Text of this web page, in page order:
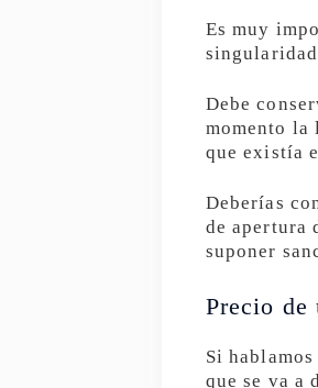
Es muy
Debe
momento la
que existía
Deberías
de apertura
suponer
Precio de
Si
que se va a